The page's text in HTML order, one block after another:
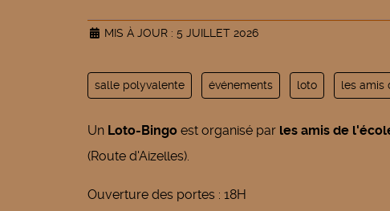
MIS À JOUR : 5 JUILLET 2026
salle polyvalente événements loto les amis
Un Loto-Bingo est organisé par les amis de
(Route d'Aizelles).
Ouverture des portes : 18H